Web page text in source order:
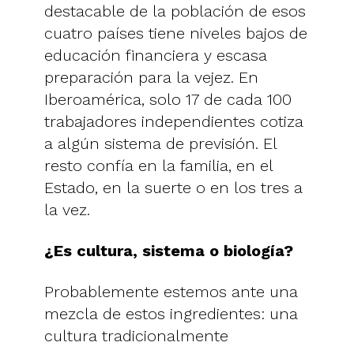
destacable de la población de esos
cuatro países tiene niveles bajos de
educación financiera y escasa
preparación para la vejez. En
Iberoamérica, solo 17 de cada 100
trabajadores independientes cotiza
a algún sistema de previsión. El
resto confía en la familia, en el
Estado, en la suerte o en los tres a
la vez.
¿Es cultura, sistema o biología?
Probablemente estemos ante una
mezcla de estos ingredientes: una
cultura tradicionalmente